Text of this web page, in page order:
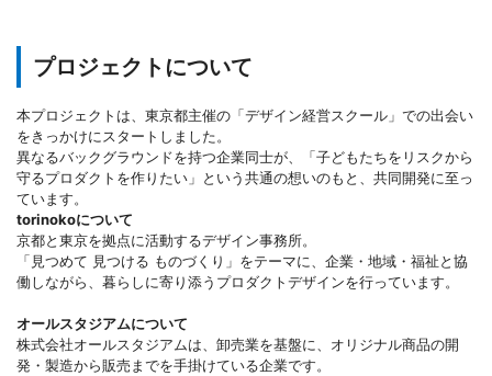
プロジェクトについて
本プロジェクトは、東京都主催の「デザイン経営スクール」での出会い
をきっかけにスタートしました。
異なるバックグラウンドを持つ企業同士が、「子どもたちをリスクから
守るプロダクトを作りたい」という共通の想いのもと、共同開発に至っ
ています。
torinokoについて
京都と東京を拠点に活動するデザイン事務所。
「見つめて 見つける ものづくり」をテーマに、企業・地域・福祉と協
働しながら、暮らしに寄り添うプロダクトデザインを行っています。
オールスタジアムについて
株式会社オールスタジアムは、卸売業を基盤に、オリジナル商品の開
発・製造から販売までを手掛けている企業です。